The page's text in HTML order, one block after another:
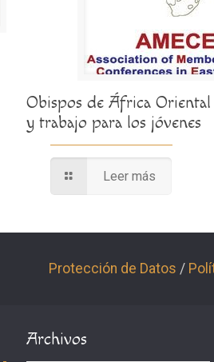
Obispos de África
y trabajo para los jóvenes
Leer más
Protección de Datos /
Archivos